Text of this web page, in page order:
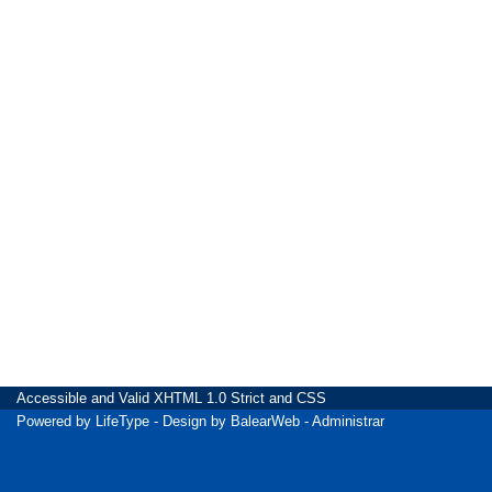
Accessible and Valid XHTML 1.0 Strict and CSS
Powered by LifeType - Design by BalearWeb - Administrar